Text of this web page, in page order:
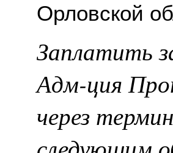
Орловской
Адм-ция
через